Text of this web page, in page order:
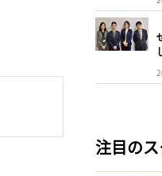
注目のス